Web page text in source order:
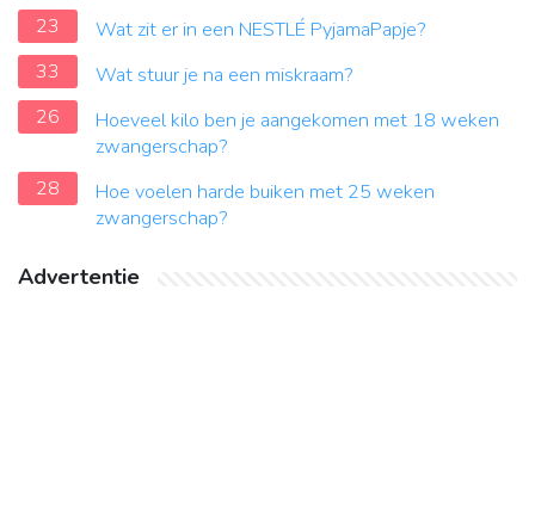
23
Wat zit er in een NESTLÉ PyjamaPapje?
33
Wat stuur je na een miskraam?
26
Hoeveel kilo ben je aangekomen met 18 weken
zwangerschap?
28
Hoe voelen harde buiken met 25 weken
zwangerschap?
Advertentie